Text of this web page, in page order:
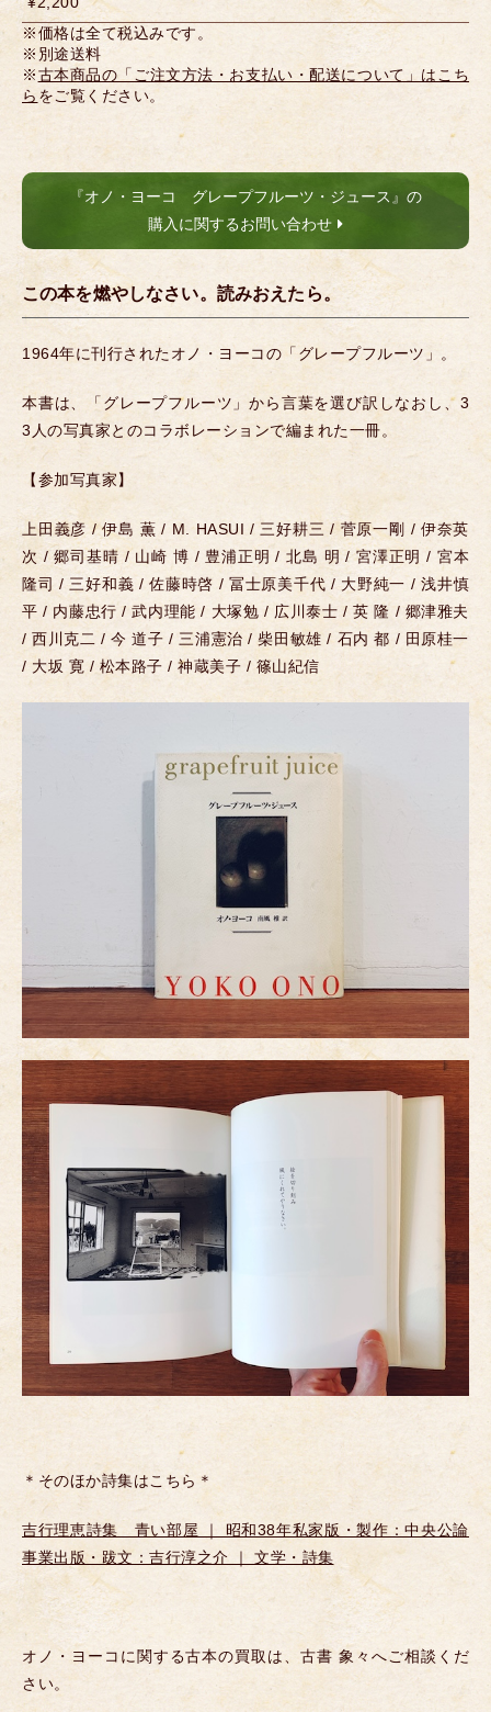
※価格は全て税込みです。
※別途送料
※古本商品の「ご注文方法・お支払い・配送について」はこち
ら をご覧ください。
『オノ・ヨーコ グレープフルーツ・ジュース』の
購入に関するお問い合わせ
この本を燃やしなさい。読みおえたら。
1964年に刊行されたオノ・ヨーコの「グレープフルーツ」。
本書は、「グレープフルーツ」から言葉を選び訳しなおし、3
3人の写真家とのコラボレーションで編まれた一冊。
【参加写真家】
上田義彦 / 伊島 薫 / M. HASUI / 三好耕三 / 菅原一剛 / 伊奈英
次 / 郷司基晴 / 山崎 博 / 豊浦正明 / 北島 明 / 宮澤正明 / 宮本
隆司 / 三好和義 / 佐藤時啓 / 冨士原美千代 / 大野純一 / 浅井慎
平 / 内藤忠行 / 武内理能 / 大塚勉 / 広川泰士 / 英 隆 / 郷津雅夫
/ 西川克二 / 今 道子 / 三浦憲治 / 柴田敏雄 / 石内 都 / 田原桂一
/ 大坂 寛 / 松本路子 / 神蔵美子 / 篠山紀信
＊そのほか詩集はこちら＊
吉行理恵詩集 青い部屋 ｜ 昭和38年私家版・製作：中央公論
事業出版・跋文：吉行淳之介 ｜ 文学・詩集
オノ・ヨーコに関する古本の買取は、古書 象々へご相談くだ
さい。